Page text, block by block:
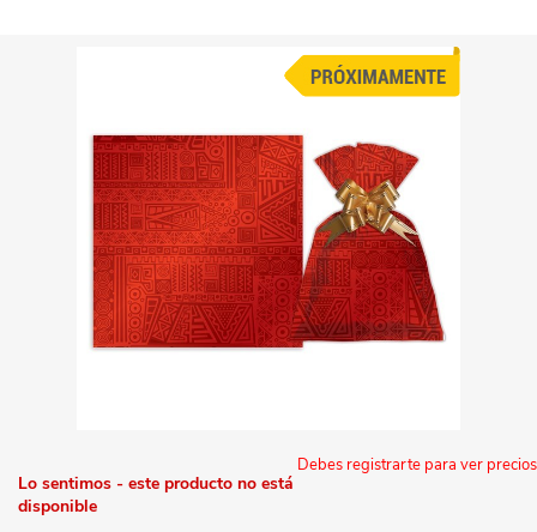
Debes registrarte para ver precios
Lo sentimos - este producto no está
disponible